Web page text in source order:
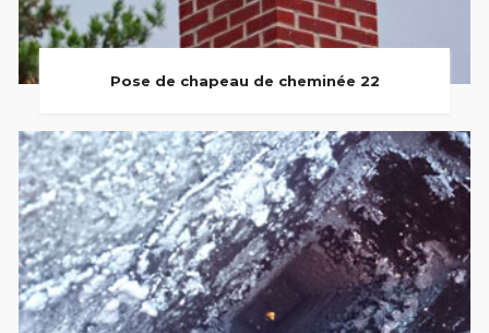
Pose de chapeau de cheminée 22